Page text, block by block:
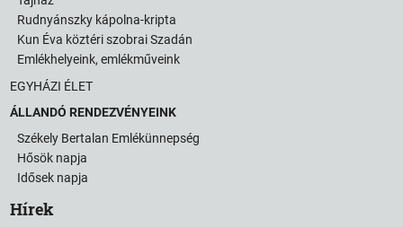
Rudnyánszky kápolna-kripta
Kun Éva köztéri szobrai Szadán
Emlékhelyeink, emlékműveink
EGYHÁZI ÉLET
ÁLLANDÓ RENDEZVÉNYEINK
Székely Bertalan Emlékünnepség
Hősök napja
Idősek napja
Hírek